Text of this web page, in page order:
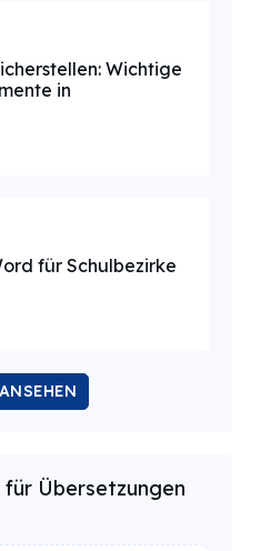
Wichtige
in
für Schulbezirke
Übersetzungen